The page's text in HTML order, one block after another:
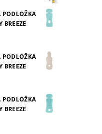
PODLOŽKA
BREEZE
PODLOŽKA
BREEZE
PODLOŽKA
BREEZE